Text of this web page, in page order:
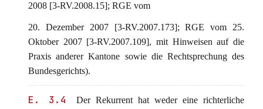
2008 [3-RV.2008.15]; RGE vom
20. Dezember 2007 [3-RV.2007.173]; RGE vom 25.
Oktober 2007 [3-RV.2007.109], mit Hinweisen auf die
Praxis anderer Kantone sowie die Rechtsprechung des
Bundesgerichts).
E. 3.4
Der Rekurrent hat weder eine richterliche